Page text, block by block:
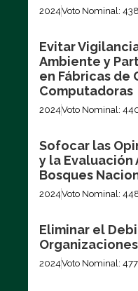
2024Voto Nominal: 438
Evitar
Ambiente y
en Fábricas de
Computadoras
2024Voto Nominal:
Sofocar las
y la
Bosques
2024Voto Nominal:
Eliminar el
2024Voto Nominal: 477